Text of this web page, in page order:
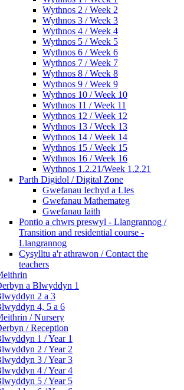
Wythnos 2 / Week 2
Wythnos 3 / Week 3
Wythnos 4 / Week 4
Wythnos 5 / Week 5
Wythnos 6 / Week 6
Wythnos 7 / Week 7
Wythnos 8 / Week 8
Wythnos 9 / Week 9
Wythnos 10 / Week 10
Wythnos 11 / Week 11
Wythnos 12 / Week 12
Wythnos 13 / Week 13
Wythnos 14 / Week 14
Wythnos 15 / Week 15
Wythnos 16 / Week 16
Wythnos 1.2.21/Week 1.2.21
Parth Digidol / Digital Zone
Gwefanau Iechyd a Lles
Gwefanau Mathemateg
Gwefanau Iaith
Pontio a chwrs preswyl - Llangrannog /
Transition and residential course -
Llangrannog
Cysylltu a'r athrawon / Contact the
teachers
a Blwyddyn 1
2 a 3
4, 5 a 6
/ Nursery
/ Reception
1 / Year 1
2 / Year 2
3 / Year 3
4 / Year 4
5 / Year 5